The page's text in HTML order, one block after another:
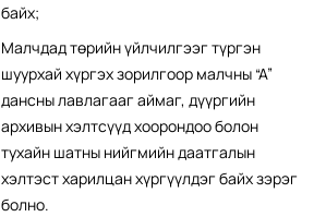
байх;
Малчдад төрийн үйлчилгээг түргэн
шуурхай хүргэх зорилгоор малчны “А”
дансны лавлагааг аймаг, дүүргийн
архивын хэлтсүүд хоорондоо болон
тухайн шатны нийгмийн даатгалын
хэлтэст харилцан хүргүүлдэг байх зэрэг
болно.